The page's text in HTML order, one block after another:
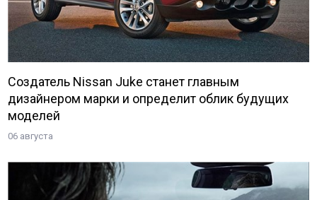
Создатель Nissan Juke станет главным
дизайнером марки и определит облик будущих
моделей
06 августа